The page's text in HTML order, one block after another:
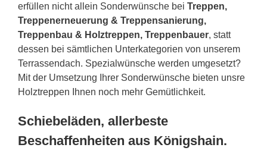
erfüllen nicht allein Sonderwünsche bei Treppen,
Treppenerneuerung & Treppensanierung,
Treppenbau & Holztreppen, Treppenbauer, statt
dessen bei sämtlichen Unterkategorien von unserem
Terrassendach. Spezialwünsche werden umgesetzt?
Mit der Umsetzung Ihrer Sonderwünsche bieten unsre
Holztreppen Ihnen noch mehr Gemütlichkeit.
Schiebeläden, allerbeste
Beschaffenheiten aus Königshain.